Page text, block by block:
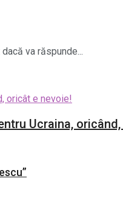
va răspunde...
Ucraina,